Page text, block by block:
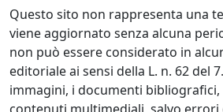
Questo sito non rappresenta una
viene aggiornato senza alcuna
non può essere considerato in
editoriale ai sensi della L. n. 62 del
immagini, i documenti bibliografici,